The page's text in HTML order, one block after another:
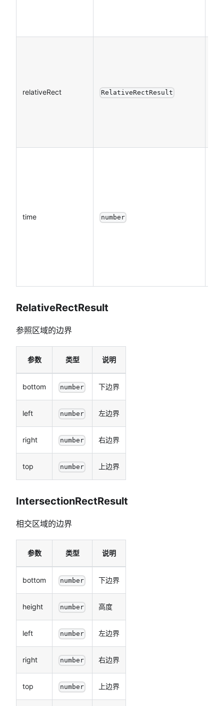
relativeRect RelativeRectResult
time number
RelativeRectResult
参照区域的边界
参数 类型 说明
bottom number 下边界
left number 左边界
right number 右边界
top number 上边界
IntersectionRectResult
相交区域的边界
参数 类型 说明
bottom number 下边界
height number 高度
left number 左边界
right number 右边界
top number 上边界